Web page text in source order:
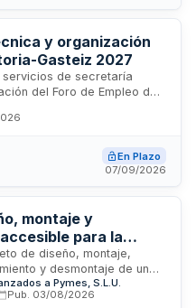
de contenidos
para garantizar el éxito
azul en el municipio costero
y organización
Gasteiz 2027
de secretaría
del Foro de Empleo de
Gune. El servicio
con empresas
foro constituye un punto de
recursos humanos,
el Ayuntamiento de Vitoria-
Lanbide, Diputación
En Plazo
07/09/2026
montaje y
para la
en la feria
de diseño, montaje,
y desmontaje de un
de productos
El contrato incluye
a Pymes, S.L.U.
Pub. 03/08/2026